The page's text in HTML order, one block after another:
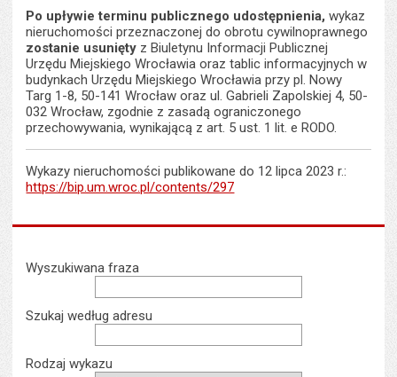
Po upływie terminu publicznego udostępnienia, wykaz
nieruchomości przeznaczonej do obrotu cywilnoprawnego
zostanie usunięty z Biuletynu Informacji Publicznej
Urzędu Miejskiego Wrocławia oraz tablic informacyjnych w
budynkach Urzędu Miejskiego Wrocławia przy pl. Nowy
Targ 1-8, 50-141 Wrocław oraz ul. Gabrieli Zapolskiej 4, 50-
032 Wrocław, zgodnie z zasadą ograniczonego
przechowywania, wynikającą z art. 5 ust. 1 lit. e RODO.
Wykazy nieruchomości publikowane do 12 lipca 2023 r.:
https://bip.um.wroc.pl/contents/297
Wyszukiwarka
Wyszukiwana fraza
Szukaj według adresu
Rodzaj wykazu